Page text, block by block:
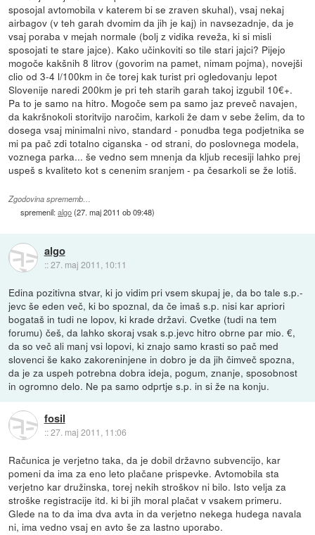
sposojal avtomobila v katerem bi se zraven skuhal), vsaj nekaj
airbagov (v teh garah dvomim da jih je kaj) in navsezadnje, da je
vsaj poraba v mejah normale (bolj z vidika reveža, ki si misli
sposojati te stare jajce). Kako učinkoviti so tile stari jajci? Pijejo
mogoče kakšnih 8 litrov (govorim na pamet, nimam pojma), novejši
clio od 3-4 l/100km in če torej kak turist pri ogledovanju lepot
Slovenije naredi 200km je pri teh starih garah takoj izgubil 10€+.
Pa to je samo na hitro. Mogoče sem pa samo jaz preveč navajen,
da kakršnokoli storitvijo naročim, karkoli že dam v sebe želim, da to
dosega vsaj minimalni nivo, standard - ponudba tega podjetnika se
mi pa pač zdi totalno ciganska - od strani, do poslovnega modela,
voznega parka... še vedno sem mnenja da kljub recesiji lahko prej
uspeš s kvaliteto kot s cenenim sranjem - pa česarkoli se že lotiš.
Zgodovina sprememb…
spremenil:algo(27. maj 2011 ob 09:48)
algo
::27. maj 2011, 10:11
Edina pozitivna stvar, ki jo vidim pri vsem skupaj je, da bo tale s.p.-
jevc še eden več, ki bo spoznal, da če imaš s.p. nisi kar apriori
bogataš in tudi ne lopov, ki krade državi. Cvetke (tudi na tem
forumu) češ, da lahko skoraj vsak s.p.jevc hitro obrne par mio. €,
da so več ali manj vsi lopovi, ki znajo samo krasti so pač med
slovenci še kako zakoreninjene in dobro je da jih čimveč spozna,
da je za uspeh potrebna dobra ideja, pogum, znanje, sposobnost
in ogromno delo. Ne pa samo odprtje s.p. in si že na konju.
fosil
::27. maj 2011, 11:06
Računica je verjetno taka, da je dobil državno subvencijo, kar
pomeni da ima za eno leto plačane prispevke. Avtomobila sta
verjetno kar družinska, torej nekih stroškov ni bilo. Isto velja za
stroške registracije itd. ki bi jih moral plačat v vsakem primeru.
Glede na to da ima dva avta in da verjetno nekega hudega navala
ni, ima vedno vsaj en avto še za lastno uporabo.